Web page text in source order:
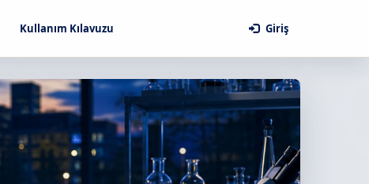
Kullanım Kılavuzu Giriş